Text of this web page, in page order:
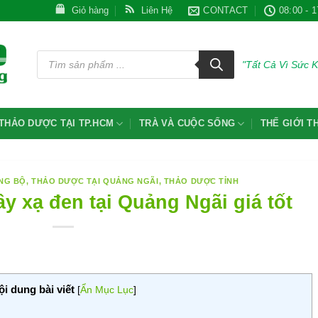
Giỏ hàng Liên Hệ CONTACT 08:00 -
Tìm
kiếm
phẩm
"Tất Cả Vì Sức
DƯỢC TẠI TP.HCM TRÀ VÀ CUỘC SỐNG THẾ GIỚI
BỘ,THẢO DƯỢC TẠI QUẢNG NGÃI, THẢO DƯỢC TỈNH
xạ đen tại Quảng Ngãi giá tốt
dung bài viết [Ẩn Mục Lục]